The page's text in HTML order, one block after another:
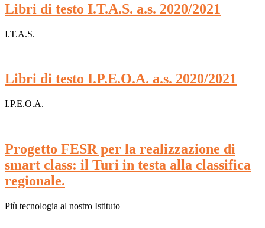
Libri di testo I.T.A.S. a.s. 2020/2021
I.T.A.S.
Libri di testo I.P.E.O.A. a.s. 2020/2021
I.P.E.O.A.
Progetto FESR per la realizzazione di
smart class: il Turi in testa alla classifica
regionale.
Più tecnologia al nostro Istituto